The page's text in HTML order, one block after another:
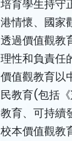
培育學生持守
港情懷、國家
透過價值觀教
理性和負責任
價值觀教育以
民教育(包括
教育、可持續
校本價值觀教